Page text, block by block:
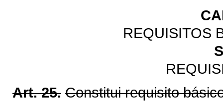
REQUISITOS
Art. 25. Constitui requisito